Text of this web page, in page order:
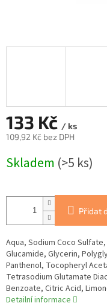
133 Kč / ks
109,92 Kč bez DPH
cena:
Skladem (>5 ks)
Přidat
Aqua, Sodium Coco
Glucamide, Glycerin,
Panthenol, Tocopheryl
Tetrasodium Glutamate
Benzoate, Citric Acid,
Detailní informace